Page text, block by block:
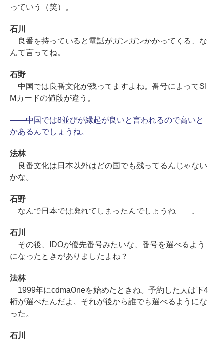
っていう（笑）。
石川
良番を持っていると電話がガンガンかかってくる、な
んて言ってね。
石野
中国では良番文化が残ってますよね。番号によってSI
Mカードの値段が違う。
――中国では8並びが縁起が良いと言われるので高いと
かあるんでしょうね。
法林
良番文化は日本以外はどの国でも残ってるんじゃない
かな。
石野
なんで日本では廃れてしまったんでしょうね……。
石川
その後、IDOが優先番号みたいな、番号を選べるよう
になったときがありましたよね？
法林
1999年にcdmaOneを始めたときね。予約した人は下4
桁が選べたんだよ。それが後から誰でも選べるようにな
った。
石川